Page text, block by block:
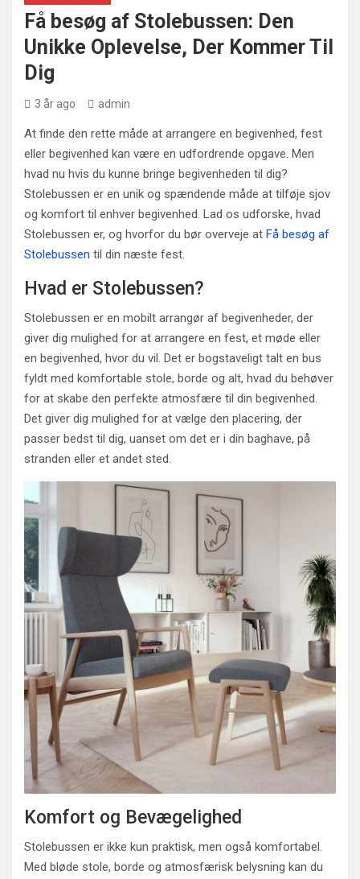
Få besøg af Stolebussen: Den
Unikke Oplevelse, Der Kommer Til
Dig
3 år ago admin
At finde den rette måde at arrangere en begivenhed, fest
eller begivenhed kan være en udfordrende opgave. Men
hvad nu hvis du kunne bringe begivenheden til dig?
Stolebussen er en unik og spændende måde at tilføje sjov
og komfort til enhver begivenhed. Lad os udforske, hvad
Stolebussen er, og hvorfor du bør overveje at Få besøg af
Stolebussen til din næste fest.
Hvad er Stolebussen?
Stolebussen er en mobilt arrangør af begivenheder, der
giver dig mulighed for at arrangere en fest, et møde eller
en begivenhed, hvor du vil. Det er bogstaveligt talt en bus
fyldt med komfortable stole, borde og alt, hvad du behøver
for at skabe den perfekte atmosfære til din begivenhed.
Det giver dig mulighed for at vælge den placering, der
passer bedst til dig, uanset om det er i din baghave, på
stranden eller et andet sted.
Komfort og Bevægelighed
Stolebussen er ikke kun praktisk, men også komfortabel.
Med bløde stole, borde og atmosfærisk belysning kan du